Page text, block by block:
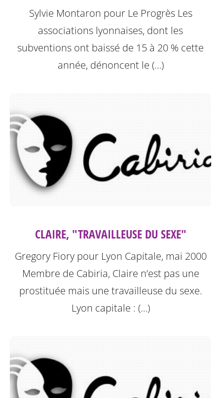
Sylvie Montaron pour Le Progrès Les
associations lyonnaises, dont les
subventions ont baissé de 15 à 20 % cette
année, dénoncent le (…)
CLAIRE, "TRAVAILLEUSE DU SEXE"
Gregory Fiory pour Lyon Capitale, mai 2000
Membre de Cabiria, Claire n’est pas une
prostituée mais une travailleuse du sexe.
Lyon capitale : (…)